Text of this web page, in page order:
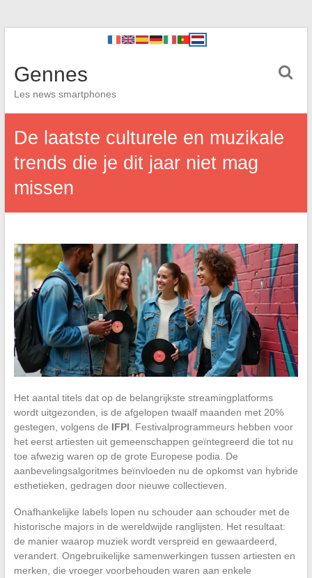
Gennes
Les news smartphones
De laatste culturele en muzikale
trends die je dit jaar niet mag
missen
Het aantal titels dat op de belangrijkste streamingplatforms
wordt uitgezonden, is de afgelopen twaalf maanden met 20%
gestegen, volgens de IFPI . Festivalprogrammeurs hebben voor
het eerst artiesten uit gemeenschappen geïntegreerd die tot nu
toe afwezig waren op de grote Europese podia. De
aanbevelingsalgoritmes beïnvloeden nu de opkomst van hybride
esthetieken, gedragen door nieuwe collectieven.
Onafhankelijke labels lopen nu schouder aan schouder met de
historische majors in de wereldwijde ranglijsten. Het resultaat:
de manier waarop muziek wordt verspreid en gewaardeerd,
verandert. Ongebruikelijke samenwerkingen tussen artiesten en
merken, die vroeger voorbehouden waren aan enkele